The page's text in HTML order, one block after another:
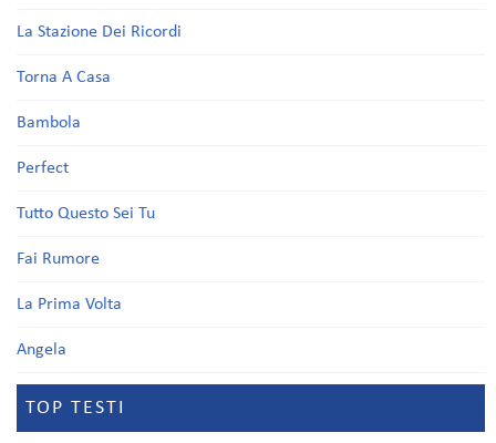
La Stazione Dei Ricordi
Torna A Casa
Bambola
Perfect
Tutto Questo Sei Tu
Fai Rumore
La Prima Volta
Angela
TOP TESTI